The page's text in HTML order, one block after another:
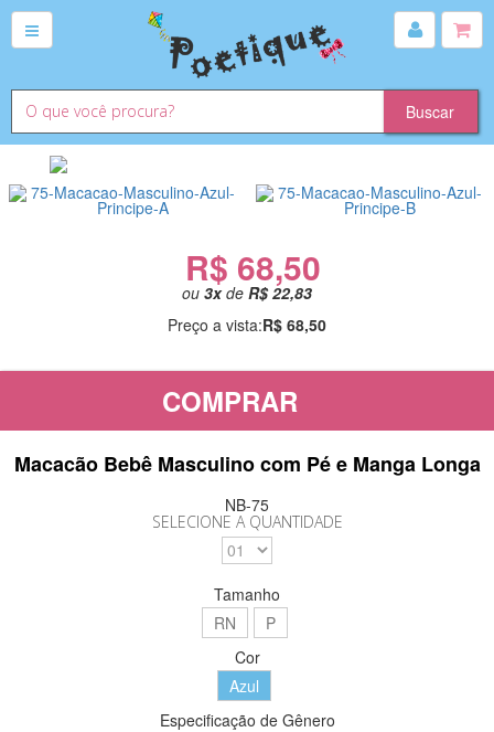
R$ 68,50
ou 3xde R$ 22,83
Preço a vista:R$ 68,50
COMPRAR
Macacão Bebê Masculino com Pé e Manga Longa
NB-75
SELECIONE A QUANTIDADE
Tamanho
RN
P
Cor
Azul
Especificação de Gênero